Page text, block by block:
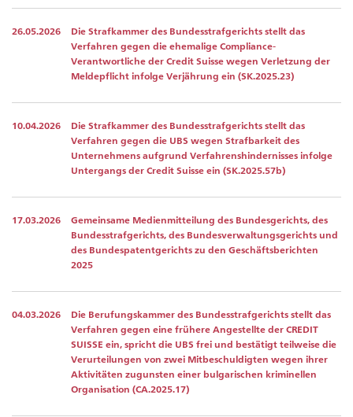
26.05.2026
Die Strafkammer des Bundesstrafgerichts stellt das
Verfahren gegen die ehemalige Compliance-
Verantwortliche der Credit Suisse wegen Verletzung der
Meldepflicht infolge Verjährung ein (SK.2025.23)
10.04.2026
Die Strafkammer des Bundesstrafgerichts stellt das
Verfahren gegen die UBS wegen Strafbarkeit des
Unternehmens aufgrund Verfahrenshindernisses infolge
Untergangs der Credit Suisse ein (SK.2025.57b)
17.03.2026
Gemeinsame Medienmitteilung des Bundesgerichts, des
Bundesstrafgerichts, des Bundesverwaltungsgerichts und
des Bundespatentgerichts zu den Geschäftsberichten
2025
04.03.2026
Die Berufungskammer des Bundesstrafgerichts stellt das
Verfahren gegen eine frühere Angestellte der CREDIT
SUISSE ein, spricht die UBS frei und bestätigt teilweise die
Verurteilungen von zwei Mitbeschuldigten wegen ihrer
Aktivitäten zugunsten einer bulgarischen kriminellen
Organisation (CA.2025.17)